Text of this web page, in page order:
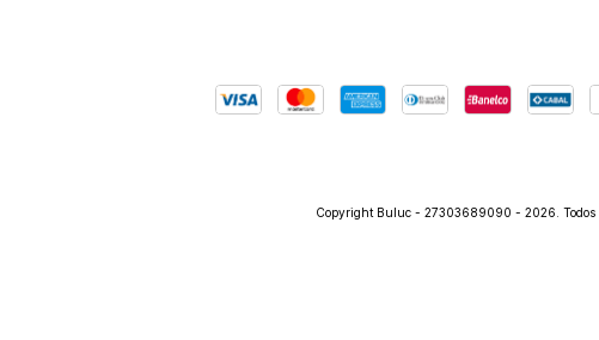
Copyright Buluc - 27303689090 - 2026. Todos